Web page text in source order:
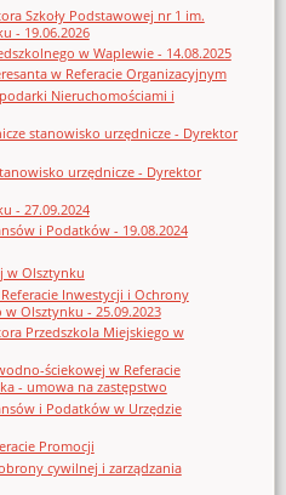
Szkoły Podstawowej nr 1 im.
- 19.06.2026
w Waplewie - 14.08.2025
w Referacie Organizacyjnym
Nieruchomościami i
stanowisko urzędnicze - Dyrektor
urzędnicze - Dyrektor
- 27.09.2024
i Podatków - 19.08.2024
w Olsztynku
Inwestycji i Ochrony
Olsztynku - 25.09.2023
Przedszkola Miejskiego w
ściekowej w Referacie
- umowa na zastępstwo
i Podatków w Urzędzie
Promocji
cywilnej i zarządzania